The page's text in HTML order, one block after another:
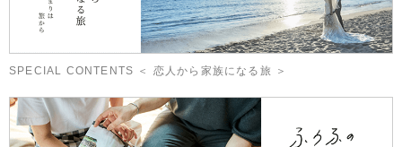
SPECIAL CONTENTS ＜ 恋人から家族になる旅 ＞